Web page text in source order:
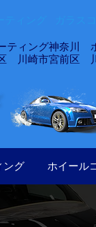
ティング神奈
川崎市宮前区
ング ホイール